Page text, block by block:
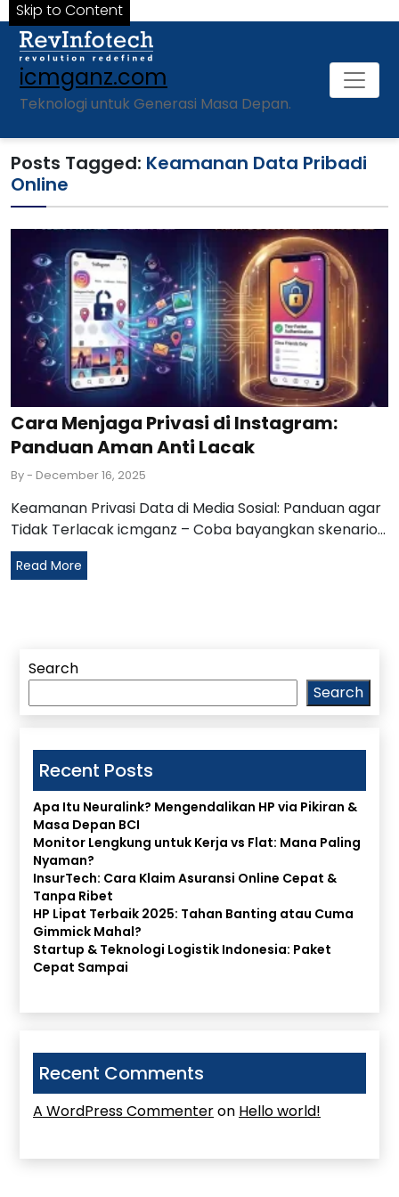
Skip to Content
icmganz.com
Teknologi untuk Generasi Masa Depan.
Posts Tagged: Keamanan Data Pribadi
Online
Cara Menjaga Privasi di Instagram:
Panduan Aman Anti Lacak
By- December 16, 2025
Keamanan Privasi Data di Media Sosial: Panduan agar
Tidak Terlacak icmganz – Coba bayangkan skenario...
Read More
Search
Search
Recent Posts
Apa Itu Neuralink? Mengendalikan HP via Pikiran &
Masa Depan BCI
Monitor Lengkung untuk Kerja vs Flat: Mana Paling
Nyaman?
InsurTech: Cara Klaim Asuransi Online Cepat &
Tanpa Ribet
HP Lipat Terbaik 2025: Tahan Banting atau Cuma
Gimmick Mahal?
Startup & Teknologi Logistik Indonesia: Paket
Cepat Sampai
Recent Comments
A WordPress Commenteron Hello world!